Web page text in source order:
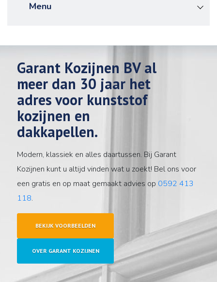
Menu
Garant Kozijnen BV al
meer dan 30 jaar het
adres voor kunststof
kozijnen en
dakkapellen.
Modern, klassiek en alles daartussen. Bij Garant
Kozijnen kunt u altijd vinden wat u zoekt! Bel ons voor
een gratis en op maat gemaakt advies op 0592 413
118.
BEKIJK VOORBEELDEN
OVER GARANT KOZIJNEN